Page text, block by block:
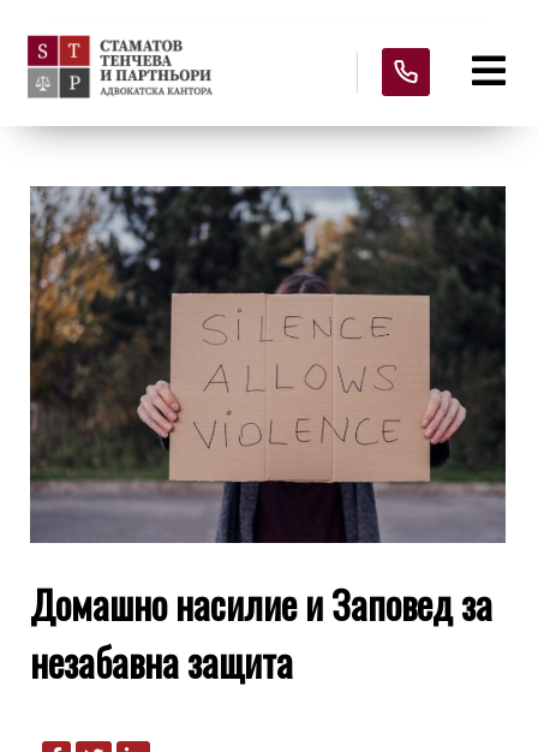
Домашно насилие и Заповед за
незабавна защита